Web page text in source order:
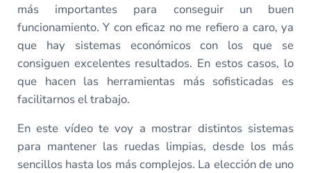
más importantes para conseguir un buen
funcionamiento. Y con eficaz no me refiero a caro, ya
que hay sistemas económicos con los que se
consiguen excelentes resultados. En estos casos, lo
que hacen las herramientas más sofisticadas es
facilitarnos el trabajo.
En este vídeo te voy a mostrar distintos sistemas
para mantener las ruedas limpias, desde los más
sencillos hasta los más complejos. La elección de uno